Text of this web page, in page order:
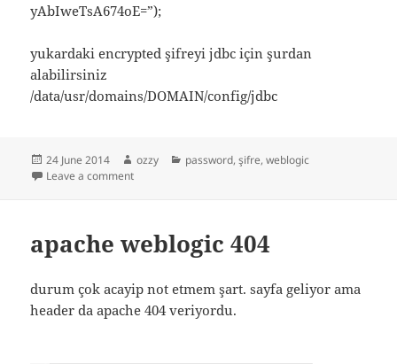
yAbIweTsA674oE=”);
yukardaki encrypted şifreyi jdbc için şurdan
alabilirsiniz
/data/usr/domains/DOMAIN/config/jdbc
Posted
on
24 June 2014 Author
ozzy Categories
password,şifre,weblogic
Leave a commenton weblogic şifrelerin decrypt edilmesi
apache weblogic 404
durum çok acayip not etmem şart. sayfa geliyor ama
header da apache 404 veriyordu.